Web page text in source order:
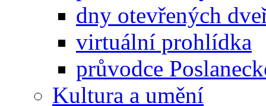
dny otevřených
virtuální prohlídka
průvodce
Kultura a umění